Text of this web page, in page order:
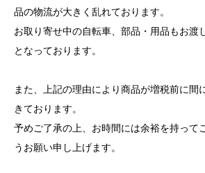
品の物流が大きく乱れております。
お取り寄せ中の自転車、部品・用品もお渡
となっております。
また、上記の理由により商品が増税前に間
きております。
予めご了承の上、お時間には余裕を持って
うお願い申し上げます。